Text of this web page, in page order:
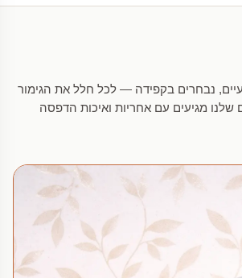
נבחרים בקפידה — לכל חלל את הגימור
מגיעים עם אחריות ואיכות הדפסה